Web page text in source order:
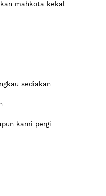
mahkota kekal
sediakan
kami pergi